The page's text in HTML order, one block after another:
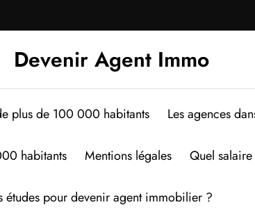
Devenir Agent Immo
plus de 100 000 habitants Les agences
habitants Mentions légales Quel
études pour devenir agent immobilier ?